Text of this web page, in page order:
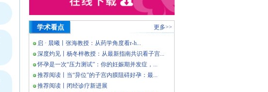
学术看点 更多>>
启 · 晨曦丨张海教授：从药学角度看r-h...
深度灼见丨杨冬梓教授：从最新指南共识看子宫...
怀孕是一次“压力测试”：你的妊娠期并发症，...
推荐阅读丨当“异位”的子宫内膜阻碍好孕：最...
推荐阅读丨闭经诊疗新进展